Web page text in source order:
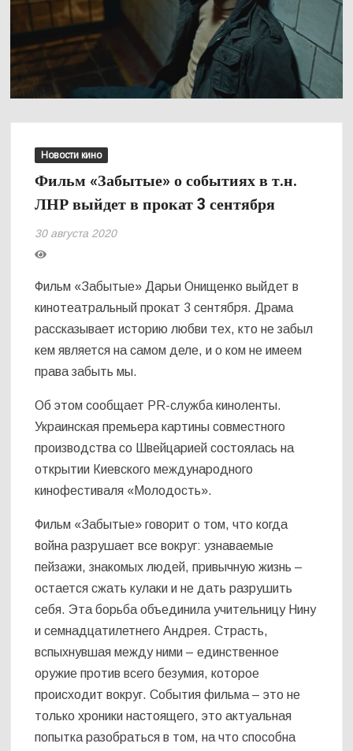
Новости кино
Фильм «Забытые» о событиях в т.н.
ЛНР выйдет в прокат 3 сентября
30 августа 2020
Фильм «Забытые» Дарьи Онищенко выйдет в
кинотеатральный прокат 3 сентября. Драма
рассказывает историю любви тех, кто не забыл
кем является на самом деле, и о ком не имеем
права забыть мы.
Об этом сообщает PR-служба киноленты.
Украинская премьера картины совместного
производства со Швейцарией состоялась на
открытии Киевского международного
кинофестиваля «Молодость».
Фильм «Забытые» говорит о том, что когда
война разрушает все вокруг: узнаваемые
пейзажи, знакомых людей, привычную жизнь –
остается сжать кулаки и не дать разрушить
себя. Эта борьба объединила учительницу Нину
и семнадцатилетнего Андрея. Страсть,
вспыхнувшая между ними – единственное
оружие против всего безумия, которое
происходит вокруг. События фильма – это не
только хроники настоящего, это актуальная
попытка разобраться в том, на что способна